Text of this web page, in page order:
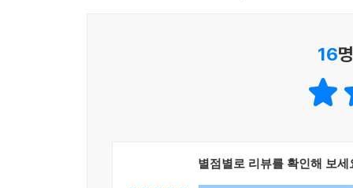
16
별점별로 리뷰를 확인해 보세